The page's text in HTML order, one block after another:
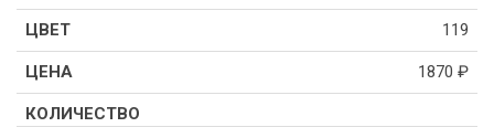
119
1870 ₽